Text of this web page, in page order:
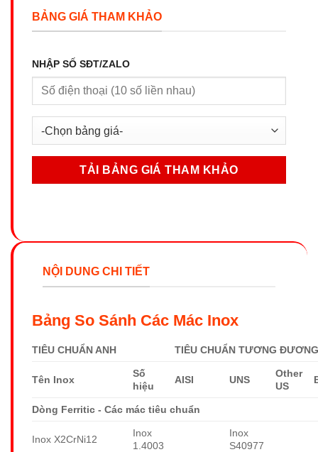
BẢNG GIÁ THAM KHẢO
NHẬP SỐ SĐT/ZALO
NỘI DUNG CHI TIẾT
Bảng So Sánh Các Mác Inox
TIÊU CHUẨN ANH TIÊU CHUẨN TƯƠNG
Tên Inox
Số
hiệu
AISI UNS
Other
US
Dòng Ferritic - Các mác tiêu chuẩn
Inox X2CrNi12
Inox
1.4003
Inox
S40977